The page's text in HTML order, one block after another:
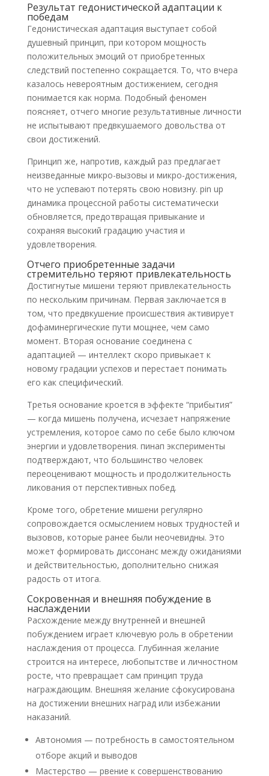
Результат гедонистической адаптации к
победам
Гедонистическая адаптация выступает собой
душевный принцип, при котором мощность
положительных эмоций от приобретенных
следствий постепенно сокращается. То, что вчера
казалось невероятным достижением, сегодня
понимается как норма. Подобный феномен
поясняет, отчего многие результативные личности
не испытывают предвкушаемого довольства от
свои достижений.
Принцип же, напротив, каждый раз предлагает
неизведанные микро-вызовы и микро-достижения,
что не успевают потерять свою новизну. pin up
динамика процессной работы систематически
обновляется, предотвращая привыкание и
сохраняя высокий градацию участия и
удовлетворения.
Отчего приобретенные задачи
стремительно теряют привлекательность
Достигнутые мишени теряют привлекательность
по нескольким причинам. Первая заключается в
том, что предвкушение происшествия активирует
дофаминергические пути мощнее, чем само
момент. Вторая основание соединена с
адаптацией — интеллект скоро привыкает к
новому градации успехов и перестает понимать
его как специфический.
Третья основание кроется в эффекте “прибытия”
— когда мишень получена, исчезает напряжение
устремления, которое само по себе было ключом
энергии и удовлетворения. пинап эксперименты
подтверждают, что большинство человек
переоценивают мощность и продолжительность
ликования от перспективных побед.
Кроме того, обретение мишени регулярно
сопровождается осмыслением новых трудностей и
вызовов, которые ранее были неочевидны. Это
может формировать диссонанс между ожиданиями
и действительностью, дополнительно снижая
радость от итога.
Сокровенная и внешняя побуждение в
наслаждении
Расхождение между внутренней и внешней
побуждением играет ключевую роль в обретении
наслаждения от процесса. Глубинная желание
строится на интересе, любопытстве и личностном
росте, что превращает сам принцип труда
награждающим. Внешняя желание сфокусирована
на достижении внешних наград или избежании
наказаний.
Автономия — потребность в самостоятельном
отборе акций и выводов
Мастерство — рвение к совершенствованию